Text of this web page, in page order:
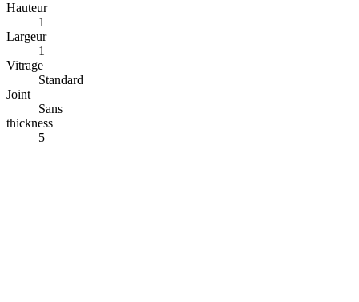
Hauteur
1
Largeur
1
Vitrage
Standard
Joint
Sans
thickness
5